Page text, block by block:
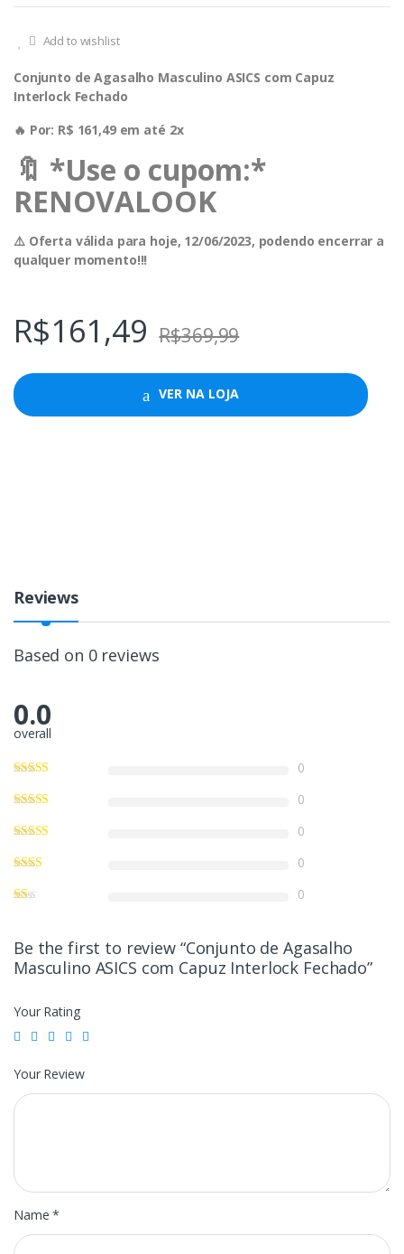
Add to wishlist
Conjunto de Agasalho Masculino ASICS com Capuz
Interlock Fechado
🔥 Por: R$ 161,49 em até 2x
🔖 *Use o cupom:*
RENOVALOOK
⚠️ Oferta válida para hoje, 12/06/2023, podendo encerrar a
qualquer momento!!!
R$161,49 R$369,99
VER NA LOJA
Reviews
Based on 0 reviews
0.0
overall
0
0
0
0
0
Be the first to review “Conjunto de Agasalho
Masculino ASICS com Capuz Interlock Fechado”
Your Rating
Your Review
Name*